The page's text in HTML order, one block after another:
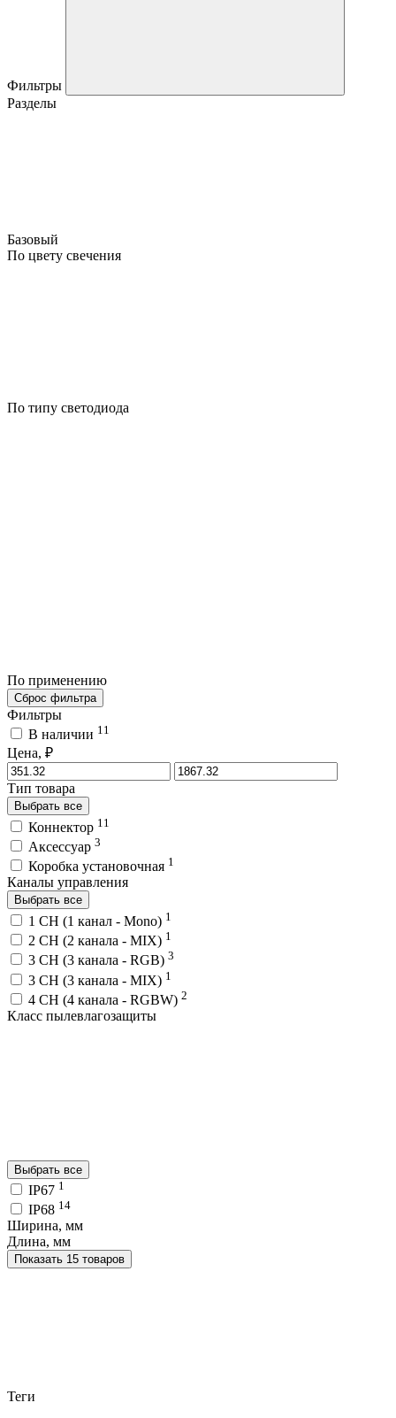
Фильтры
Разделы
Базовый
По цвету свечения
По типу светодиода
По применению
Сброс фильтра
Фильтры
В наличии 11
Цена, ₽
Тип товара
Выбрать все
Коннектор 11
Аксессуар 3
Коробка установочная 1
Каналы управления
Выбрать все
1 CH (1 канал - Mono) 1
2 CH (2 канала - MIX) 1
3 CH (3 канала - RGB) 3
3 CH (3 канала - MIX) 1
4 CH (4 канала - RGBW) 2
Класс пылевлагозащиты
Выбрать все
IP67 1
IP68 14
Ширина, мм
Длина, мм
Показать 15 товаров
Теги